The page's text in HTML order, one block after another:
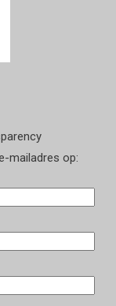
mailadres op: